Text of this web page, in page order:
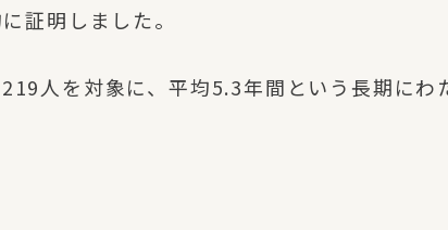
証明しました。
人を対象に、平均5.3年間という長期にわ